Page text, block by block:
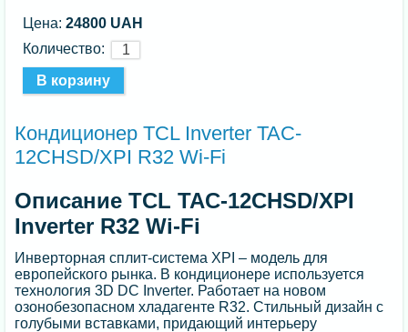
Цена:24800 UAH
Количество:
Кондиционер TCL Inverter TAC-
12CHSD/XPI R32 Wi-Fi
Описание TCL TAC-12CHSD/XPI
Inverter R32 Wi-Fi
Инверторная сплит-система XPI – модель для
европейского рынка. В кондиционере используется
технология 3D DC Inverter. Работает на новом
озонобезопасном хладагенте R32. Стильный дизайн с
голубыми вставками, придающий интерьеру